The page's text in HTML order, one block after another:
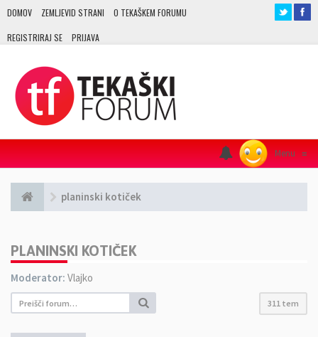
DOMOV ZEMLJEVID STRANI O TEKAŠKEM FORUMU
REGISTRIRAJ SE PRIJAVA
Menu ≡
planinski kotiček
PLANINSKI KOTIČEK
Moderator: Vlajko
311 tem